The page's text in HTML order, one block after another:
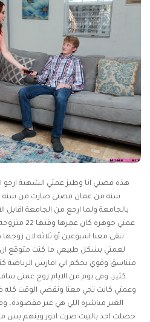
بالجامعة ولما ارجع من الجامعة
عمتي جوهره
تبقى معنا اسبوعين أو ثلاثه لان
لعمتي بشكل طبيعي ما كنت متوقع ان
متناسق وقوي بحكم اني امارس الرياضة
كثير، وفي يوم من الايام زوج عمتي
وعمتي كانت تجي معنا ونقضي الوقت كله
الغير مباشره اللي هي غير مقصودة،
حصلت احد بالبيت صرت ادور وينهم